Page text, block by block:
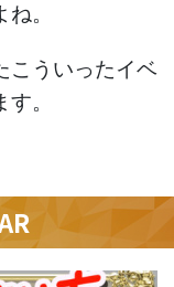
。
こういったイベ
。